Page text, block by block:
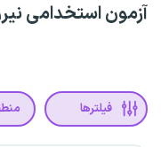
آزمون استخدامی
فیلترها